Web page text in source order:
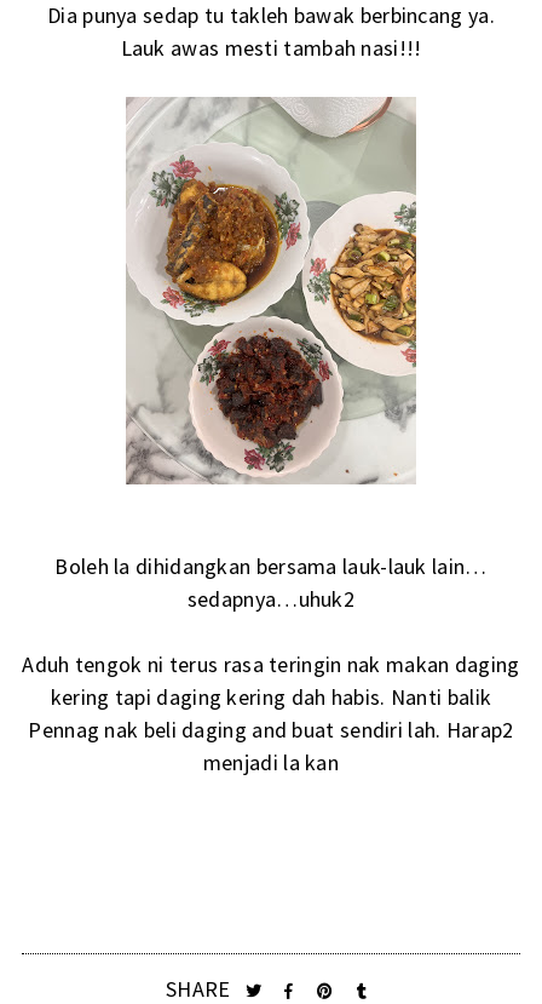
Dia punya sedap tu takleh bawak berbincang ya.
Lauk awas mesti tambah nasi!!!
Boleh la dihidangkan bersama lauk-lauk lain…
sedapnya…uhuk2
Aduh tengok ni terus rasa teringin nak makan daging
kering tapi daging kering dah habis. Nanti balik
Pennag nak beli daging and buat sendiri lah. Harap2
menjadi la kan
SHARE